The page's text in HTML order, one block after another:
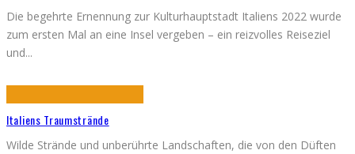
Die begehrte Ernennung zur Kulturhauptstadt Italiens 2022 wurde
zum ersten Mal an eine Insel vergeben – ein reizvolles Reiseziel
und...
Italiens Traumstrände
Wilde Strände und unberührte Landschaften, die von den Düften